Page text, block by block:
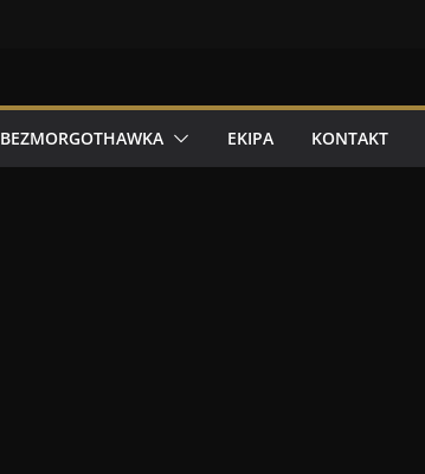
BEZMORGOTHAWKA EKIPA KONTAKT